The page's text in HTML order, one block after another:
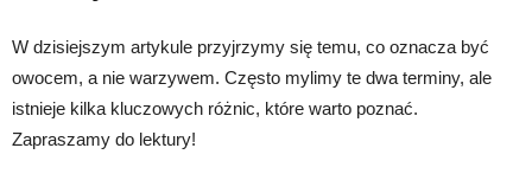
W dzisiejszym artykule przyjrzymy się temu, co oznacza być
owocem, a nie warzywem. Często mylimy te dwa terminy, ale
istnieje kilka kluczowych różnic, które warto poznać.
Zapraszamy do lektury!